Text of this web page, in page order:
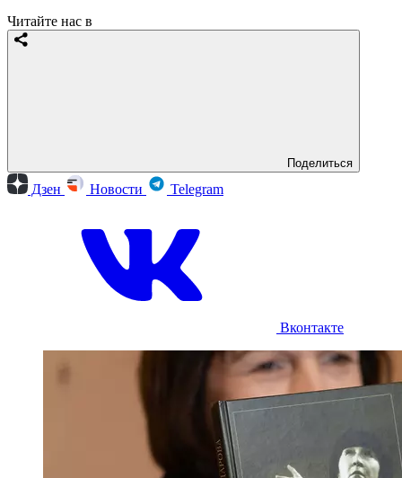
Читайте нас в
Поделиться
Дзен Новости Telegram
Вконтакте